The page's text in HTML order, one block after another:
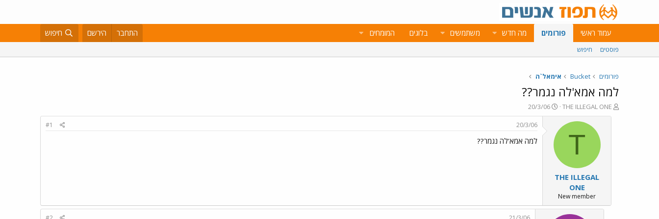
עמוד ראשי פורומים מה חדש משתמשים בלוגים המומחים התחבר הירשם חיפוש
פוסטים חיפוש
פורומים Bucket אימאל`ה
למה אמא'לה נגמר??
פ
ו
THE ILLEGAL ONE
פ
ו
20/3/06
T
THE ILLEGAL
ONE
New member
20/3/06
#1
למה אמא'לה נגמר??